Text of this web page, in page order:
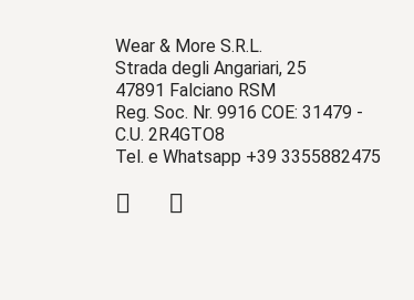
Wear & More S.R.L.
Strada degli Angariari, 25
47891 Falciano RSM
Reg. Soc. Nr. 9916 COE: 31479 -
C.U. 2R4GTO8
Tel. e Whatsapp +39 3355882475